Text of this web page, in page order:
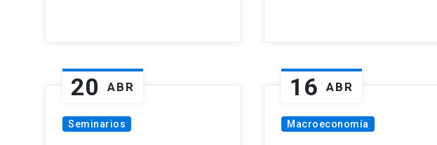
20 ABR
Seminarios
16 ABR
Macroeconomía